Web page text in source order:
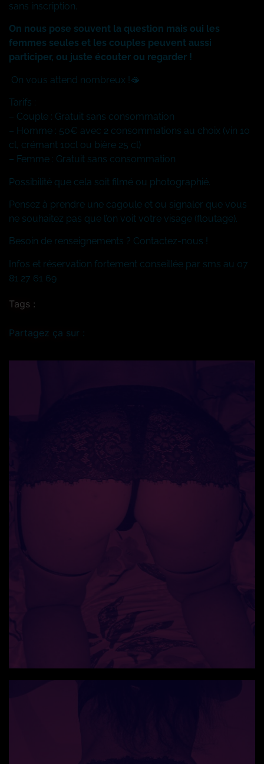
sans inscription.
On nous pose souvent la question mais oui les
femmes seules et les couples peuvent aussi
participer, ou juste écouter ou regarder !
On vous attend nombreux !🫦
Tarifs :
– Couple : Gratuit sans consommation
– Homme : 50€ avec 2 consommations au choix (vin 10
cl, crémant 10cl ou bière 25 cl)
– Femme : Gratuit sans consommation
Possibilité que cela soit filmé ou photographié.
Pensez à prendre une cagoule et ou signaler que vous
ne souhaitez pas que l’on voit votre visage (floutage).
Besoin de renseignements ? Contactez-nous !
Infos et réservation fortement conseillée par sms au 07
81 27 61 69
Tags :
Partagez ça sur :